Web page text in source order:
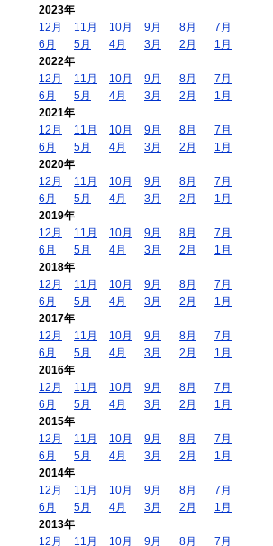
2023年
12月
11月 10月 9月 8月
7月
6月
5月 4月 3月 2月
1月
2022年
12月
11月 10月 9月 8月
7月
6月
5月 4月 3月 2月
1月
2021年
12月
11月 10月 9月 8月
7月
6月
5月 4月 3月 2月
1月
2020年
12月
11月 10月 9月 8月
7月
6月
5月 4月 3月 2月
1月
2019年
12月
11月 10月 9月 8月
7月
6月
5月 4月 3月 2月
1月
2018年
12月
11月 10月 9月 8月
7月
6月
5月 4月 3月 2月
1月
2017年
12月
11月 10月 9月 8月
7月
6月
5月 4月 3月 2月
1月
2016年
12月
11月 10月 9月 8月
7月
6月
5月 4月 3月 2月
1月
2015年
12月
11月 10月 9月 8月
7月
6月
5月 4月 3月 2月
1月
2014年
12月
11月 10月 9月 8月
7月
6月
5月 4月 3月 2月
1月
2013年
12月
11月 10月 9月 8月 7月